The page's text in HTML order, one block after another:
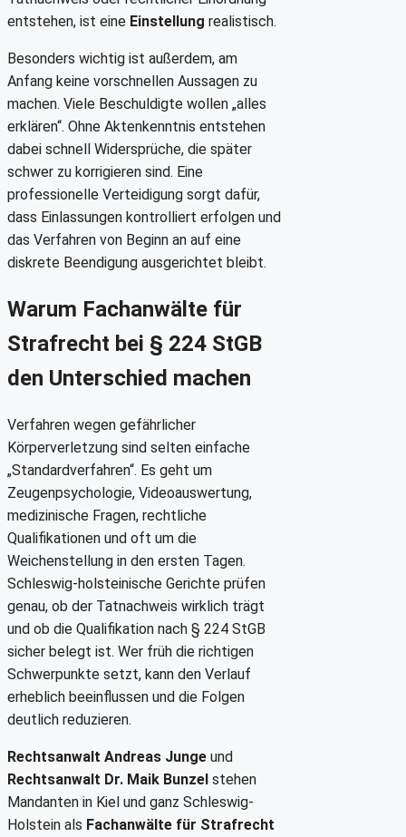
entstehen, ist eine Einstellung realistisch.
Besonders wichtig ist außerdem, am
Anfang keine vorschnellen Aussagen zu
machen. Viele Beschuldigte wollen „alles
erklären“. Ohne Aktenkenntnis entstehen
dabei schnell Widersprüche, die später
schwer zu korrigieren sind. Eine
professionelle Verteidigung sorgt dafür,
dass Einlassungen kontrolliert erfolgen und
das Verfahren von Beginn an auf eine
diskrete Beendigung ausgerichtet bleibt.
Warum Fachanwälte für
Strafrecht bei § 224 StGB
den Unterschied machen
Verfahren wegen gefährlicher
Körperverletzung sind selten einfache
„Standardverfahren“. Es geht um
Zeugenpsychologie, Videoauswertung,
medizinische Fragen, rechtliche
Qualifikationen und oft um die
Weichenstellung in den ersten Tagen.
Schleswig-holsteinische Gerichte prüfen
genau, ob der Tatnachweis wirklich trägt
und ob die Qualifikation nach § 224 StGB
sicher belegt ist. Wer früh die richtigen
Schwerpunkte setzt, kann den Verlauf
erheblich beeinflussen und die Folgen
deutlich reduzieren.
Rechtsanwalt Andreas Junge und
Rechtsanwalt Dr. Maik Bunzel stehen
Mandanten in Kiel und ganz Schleswig-
Holstein als Fachanwälte für Strafrecht